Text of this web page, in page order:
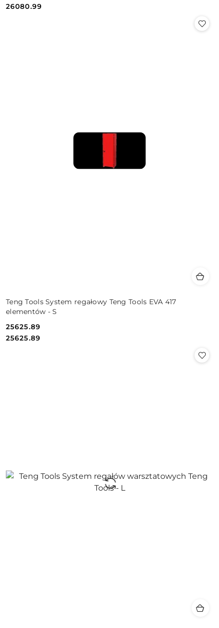
Cena:
Cena:
26080.99
Teng Tools System regałowy Teng Tools EVA 417
elementów - S
Cena:
25625.89
Cena:
25625.89